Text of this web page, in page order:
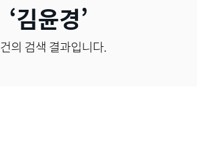
김윤경
건의 검색 결과입니다.